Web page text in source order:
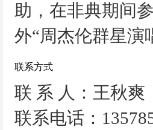
助，在非典期间
外“周杰伦群星演
联系方式
联 系 人：王秋爽
联系电话：